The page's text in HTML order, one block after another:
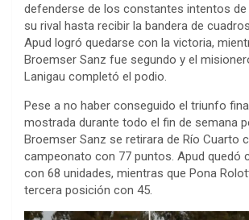
defenderse de los constantes intentos de
su rival hasta recibir la bandera de
Apud logró quedarse con la victoria,
Broemser Sanz fue segundo y el
Lanigau completó el podio.
Pese a no haber conseguido el triunfo
mostrada durante todo el fin de semana
Broemser Sanz se retirara de Río Cuarto
campeonato con 77 puntos. Apud quedó
con 68 unidades, mientras que Pona
tercera posición con 45.